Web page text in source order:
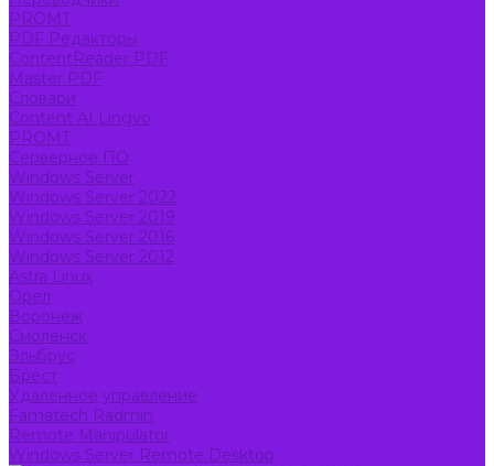
PROMT
PDF Редакторы
ContentReader PDF
Master PDF
Словари
Content AI Lingvo
PROMT
Серверное ПО
Windows Server
Windows Server 2022
Windows Server 2019
Windows Server 2016
Windows Server 2012
Astra Linux
Орел
Воронеж
Смоленск
Эльбрус
Брест
Удаленное управление
Famatech Radmin
Remote Manipulator
Windows Server Remote Desktop